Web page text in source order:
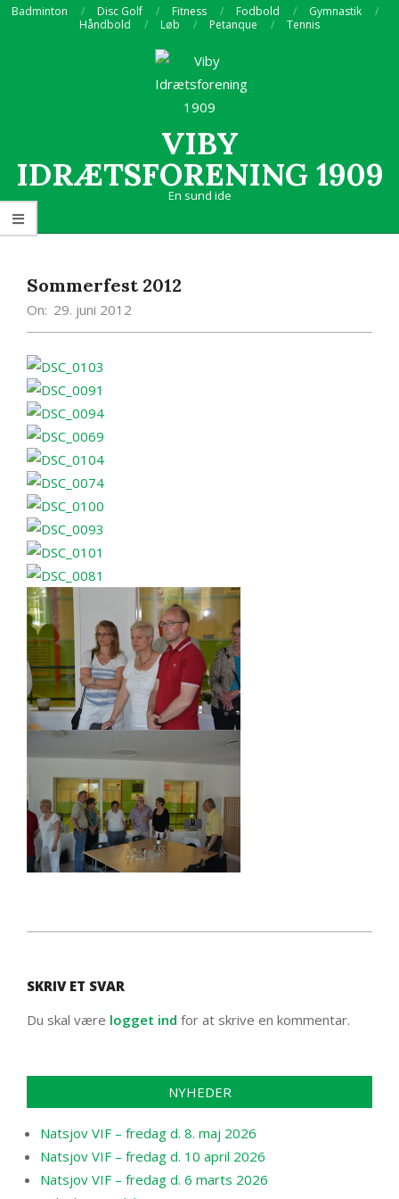
SkipBadminton Disc Golf Fitness Fodbold
Gymnastik
Håndbold
Løb Petanque Tennis
VIBY
IDRÆTSFORENING 1909
En sund ide
Primary
MenuSommerfest 2012
On: 29. juni 2012
29
SKRIV ET SVAR
Du skal være logget ind for at skrive en kommentar.
NYHEDER
Natsjov VIF – fredag d. 8. maj 2026
Natsjov VIF – fredag d. 10 april 2026
Natsjov VIF – fredag d. 6 marts 2026